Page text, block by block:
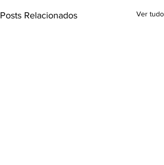
Posts Relacionados Ver tudo